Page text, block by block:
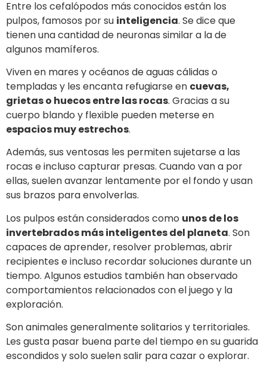
Entre los cefalópodos más conocidos están los
pulpos, famosos por su inteligencia. Se dice que
tienen una cantidad de neuronas similar a la de
algunos mamíferos.
Viven en mares y océanos de aguas cálidas o
templadas y les encanta refugiarse en cuevas,
grietas o huecos entre las rocas. Gracias a su
cuerpo blando y flexible pueden meterse en
espacios muy estrechos.
Además, sus ventosas les permiten sujetarse a las
rocas e incluso capturar presas. Cuando van a por
ellas, suelen avanzar lentamente por el fondo y usan
sus brazos para envolverlas.
Los pulpos están considerados como unos de los
invertebrados más inteligentes del planeta. Son
capaces de aprender, resolver problemas, abrir
recipientes e incluso recordar soluciones durante un
tiempo. Algunos estudios también han observado
comportamientos relacionados con el juego y la
exploración.
Son animales generalmente solitarios y territoriales.
Les gusta pasar buena parte del tiempo en su guarida
escondidos y solo suelen salir para cazar o explorar.